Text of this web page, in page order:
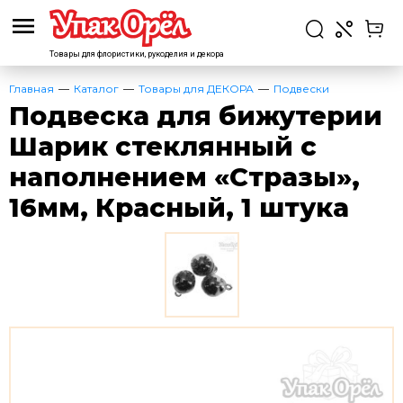
Товары для флористики, рукоделия и декора
Главная Каталог Товары для ДЕКОРА Подвески
Подвеска для бижутерии
Шарик стеклянный с
наполнением «Стразы»,
16мм, Красный, 1 штука